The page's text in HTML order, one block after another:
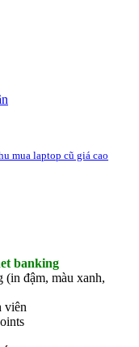
mua laptop cũ giá cao
banking
(in đậm, màu xanh,
viên